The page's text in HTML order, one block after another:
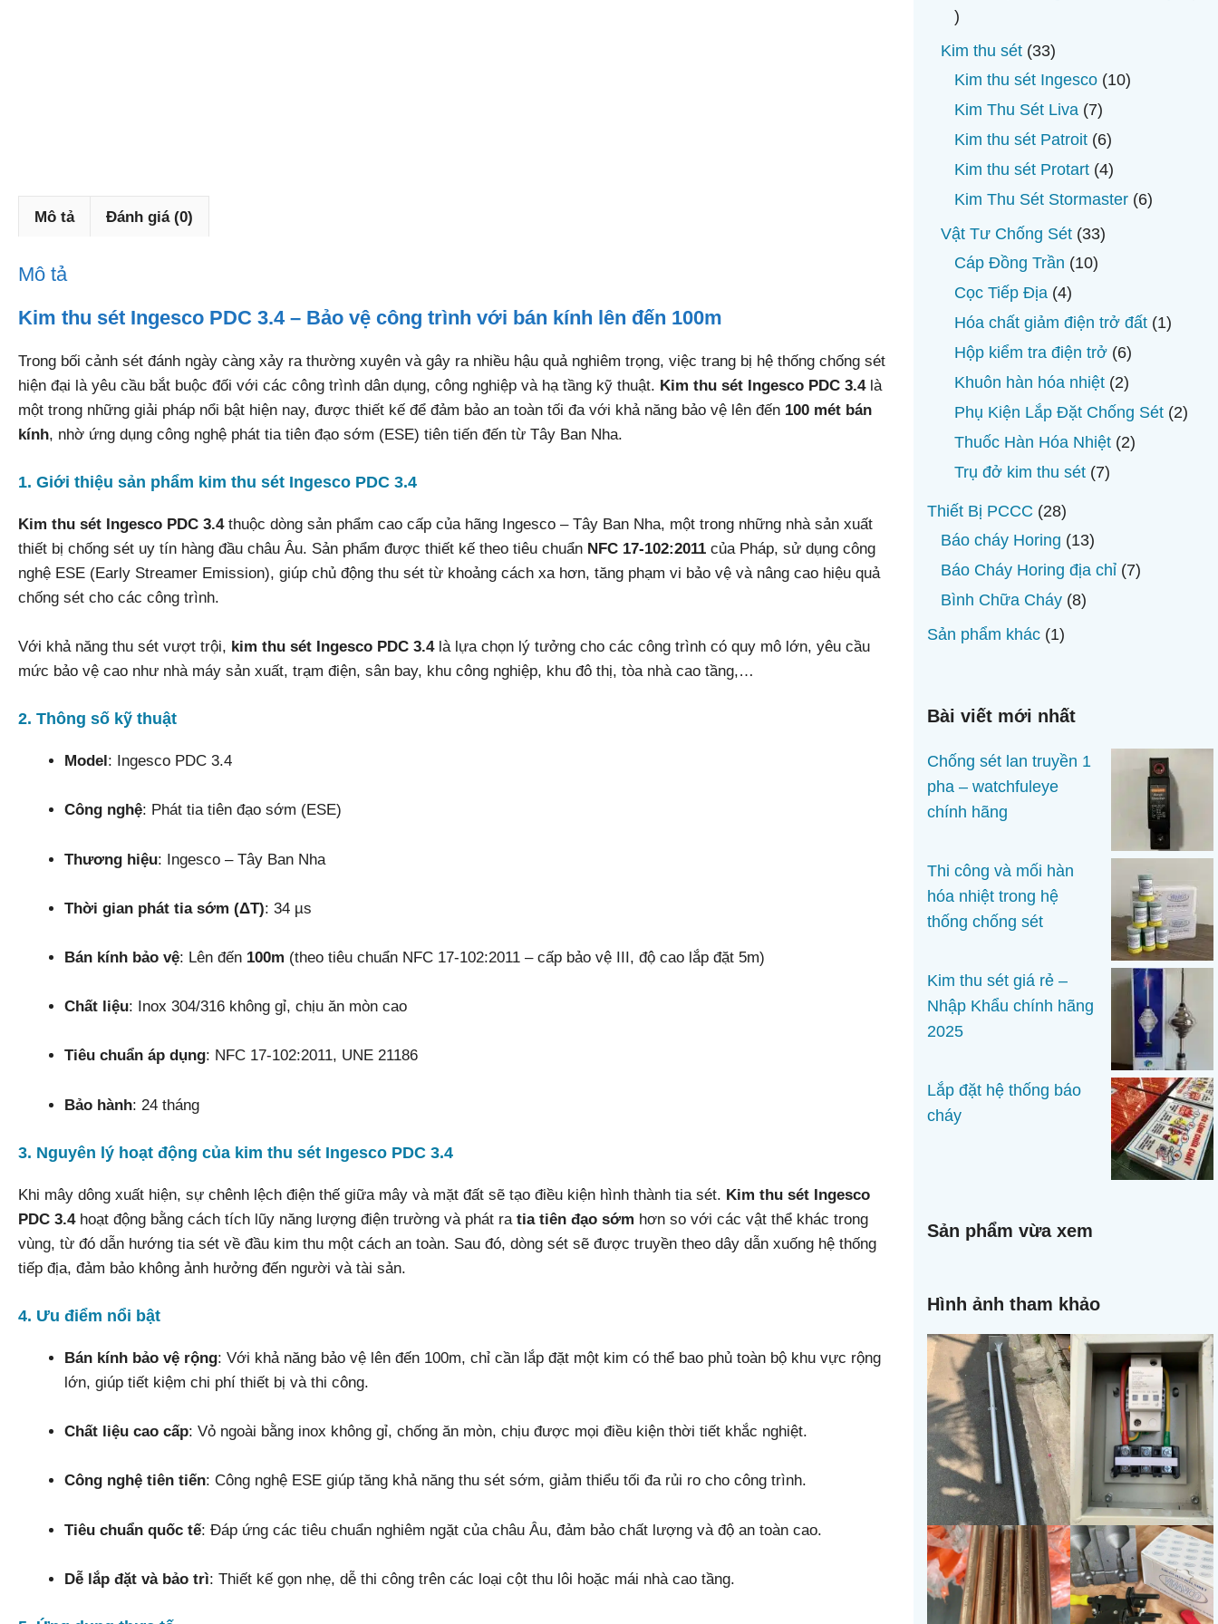
Mô tả Đánh giá (0)
Mô tả
Kim thu sét Ingesco PDC 3.4 – Bảo vệ công trình với bán kính lên đến 100m
Trong bối cảnh sét đánh ngày càng xảy ra thường xuyên và gây ra nhiều hậu quả nghiêm trọng, việc trang bị hệ thống chống sét
hiện đại là yêu cầu bắt buộc đối với các công trình dân dụng, công nghiệp và hạ tầng kỹ thuật. Kim thu sét Ingesco PDC 3.4là
một trong những giải pháp nổi bật hiện nay, được thiết kế để đảm bảo an toàn tối đa với khả năng bảo vệ lên đến 100 mét bán
kính, nhờ ứng dụng công nghệ phát tia tiên đạo sớm (ESE) tiên tiến đến từ Tây Ban Nha.
1. Giới thiệu sản phẩm kim thu sét Ingesco PDC 3.4
Kim thu sét Ingesco PDC 3.4thuộc dòng sản phẩm cao cấp của hãng Ingesco – Tây Ban Nha, một trong những nhà sản xuất
thiết bị chống sét uy tín hàng đầu châu Âu. Sản phẩm được thiết kế theo tiêu chuẩn NFC 17-102:2011 của Pháp, sử dụng công
nghệ ESE (Early Streamer Emission), giúp chủ động thu sét từ khoảng cách xa hơn, tăng phạm vi bảo vệ và nâng cao hiệu quả
chống sét cho các công trình.
Với khả năng thu sét vượt trội, kim thu sét Ingesco PDC 3.4là lựa chọn lý tưởng cho các công trình có quy mô lớn, yêu cầu
mức bảo vệ cao như nhà máy sản xuất, trạm điện, sân bay, khu công nghiệp, khu đô thị, tòa nhà cao tầng,…
2. Thông số kỹ thuật
Model : Ingesco PDC 3.4
Công nghệ: Phát tia tiên đạo sớm (ESE)
Thương hiệu: Ingesco – Tây Ban Nha
Thời gian phát tia sớm (ΔT): 34 µs
Bán kính bảo vệ: Lên đến 100m (theo tiêu chuẩn NFC 17-102:2011 – cấp bảo vệ III, độ cao lắp đặt 5m)
Chất liệu: Inox 304/316 không gỉ, chịu ăn mòn cao
Tiêu chuẩn áp dụng: NFC 17-102:2011, UNE 21186
Bảo hành: 24 tháng
3. Nguyên lý hoạt động của kim thu sét Ingesco PDC 3.4
Khi mây dông xuất hiện, sự chênh lệch điện thế giữa mây và mặt đất sẽ tạo điều kiện hình thành tia sét. Kim thu sét Ingesco
PDC 3.4hoạt động bằng cách tích lũy năng lượng điện trường và phát ra tia tiên đạo sớm hơn so với các vật thể khác trong
vùng, từ đó dẫn hướng tia sét về đầu kim thu một cách an toàn. Sau đó, dòng sét sẽ được truyền theo dây dẫn xuống hệ thống
tiếp địa, đảm bảo không ảnh hưởng đến người và tài sản.
4. Ưu điểm nổi bật
Bán kính bảo vệ rộng: Với khả năng bảo vệ lên đến 100m, chỉ cần lắp đặt một kim có thể bao phủ toàn bộ khu vực rộng
lớn, giúp tiết kiệm chi phí thiết bị và thi công.
Chất liệu cao cấp: Vỏ ngoài bằng inox không gỉ, chống ăn mòn, chịu được mọi điều kiện thời tiết khắc nghiệt.
Công nghệ tiên tiến: Công nghệ ESE giúp tăng khả năng thu sét sớm, giảm thiểu tối đa rủi ro cho công trình.
Tiêu chuẩn quốc tế: Đáp ứng các tiêu chuẩn nghiêm ngặt của châu Âu, đảm bảo chất lượng và độ an toàn cao.
Dễ lắp đặt và bảo trì: Thiết kế gọn nhẹ, dễ thi công trên các loại cột thu lôi hoặc mái nhà cao tầng.
18
sản
Kim thu sét 3333
sản
phẩm
Kim thu sét Ingesco 1010
Kim Thu Sét Liva 77
sản
phẩm
Kim thu sét Patroit 66
sản
phẩm
Kim thu sét Protart 44
sản
Kim Thu Sét Stormaster 66
Vật Tư Chống Sét 3333
Cáp Đồng Trần 1010
phẩm
Cọc Tiếp Địa 44
sản
phẩm
Hóa chất giảm điện trở đất 11
Hộp kiểm tra điện trở 66
sản
phẩm
Khuôn hàn hóa nhiệt 22
sản
phẩm
Phụ Kiện Lắp Đặt Chống Sét 22
Thuốc Hàn Hóa Nhiệt 22
Trụ đở kim thu sét 77
Thiết Bị PCCC 2828
sản
phẩm
Báo cháy Horing 1313
sản
Báo Cháy Horing địa chỉ 77
Bình Chữa Cháy 88
Sản phẩm khác 11
Bài viết mới nhất
Chống sét lan truyền 1
pha – watchfuleye
chính hãng
Thi công và mối hàn
hóa nhiệt trong hệ
thống chống sét
Kim thu sét giá rẻ –
Nhập Khẩu chính hãng
2025
Lắp đặt hệ thống báo
cháy
Sản phẩm vừa xem
Hình ảnh tham khảo